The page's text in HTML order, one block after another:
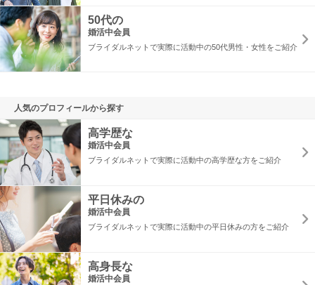
50代の
婚活中会員
ブライダルネットで実際に活動中の50代男性・女性をご紹介
人気のプロフィールから探す
高学歴な
婚活中会員
ブライダルネットで実際に活動中の高学歴な方をご紹介
平日休みの
婚活中会員
ブライダルネットで実際に活動中の平日休みの方をご紹介
高身長な
婚活中会員